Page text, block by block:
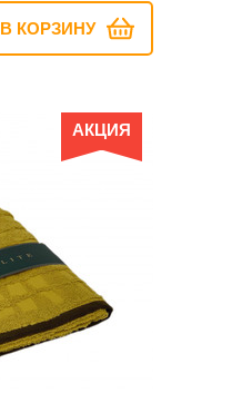
В КОРЗИНУ
АКЦИЯ